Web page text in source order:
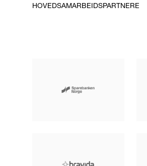
HOVEDSAMARBEIDSPARTNERE